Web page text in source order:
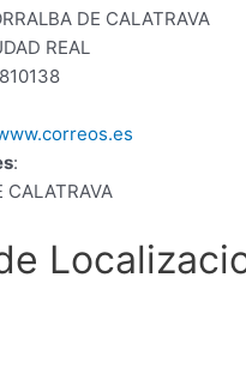
DE CALATRAVA
REAL
:
CALATRAVA